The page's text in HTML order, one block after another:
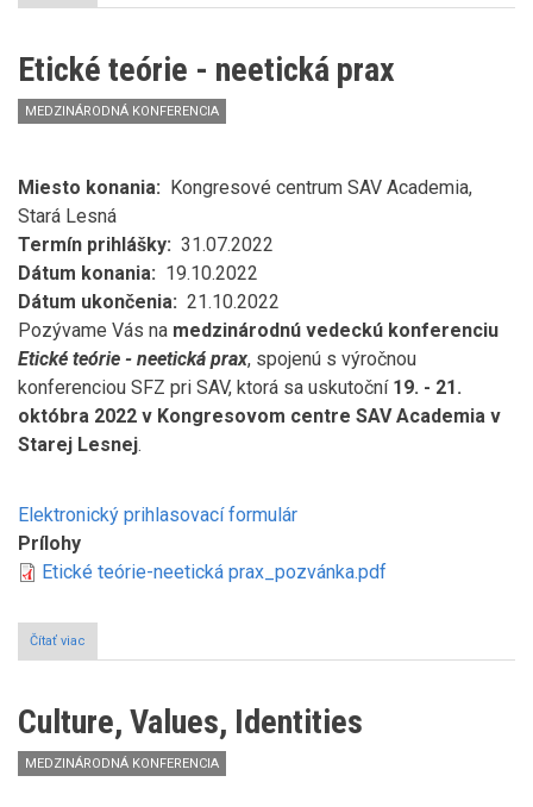
Technológie:
úpadok?
Etické teórie - neetická prax
MEDZINÁRODNÁ KONFERENCIA
Miesto konania
Kongresové centrum SAV Academia,
Stará Lesná
Termín prihlášky
31.07.2022
Dátum konania
19.10.2022
Dátum ukončenia
21.10.2022
Pozývame Vás na medzinárodnú vedeckú konferenciu
Etické teórie - neetická prax, spojenú s výročnou
konferenciou SFZ pri SAV, ktorá sa uskutoční 19. - 21.
októbra 2022 v Kongresovom centre SAV Academia v
Starej Lesnej.
Elektronický prihlasovací formulár
Prílohy
Etické teórie-neetická prax_pozvánka.pdf
Čítať viac
Etické
neetická
Culture, Values, Identities
MEDZINÁRODNÁ KONFERENCIA